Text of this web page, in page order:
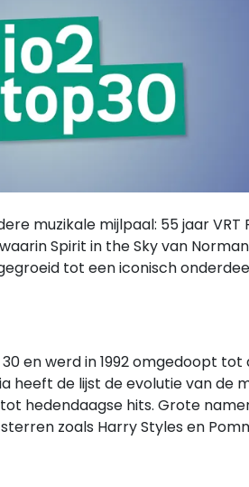
muzikale mijlpaal: 55 jaar VRT
Spirit in the Sky van
tot een iconisch
en werd in 1992 omgedoopt tot
heeft de lijst de evolutie van de
hedendaagse hits. Grote
zoals Harry Styles en